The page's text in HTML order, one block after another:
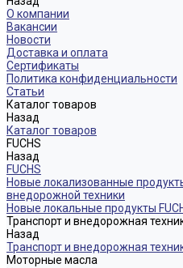
О компании
Вакансии
Новости
Доставка и оплата
Сертификаты
Политика конфиденциальности
Статьи
Каталог товаров
Назад
Каталог товаров
FUCHS
Назад
FUCHS
Новые локализованные
внедорожной техники
Новые локальные продукты
Транспорт и внедорожная
Назад
Транспорт и внедорожная
Моторные масла